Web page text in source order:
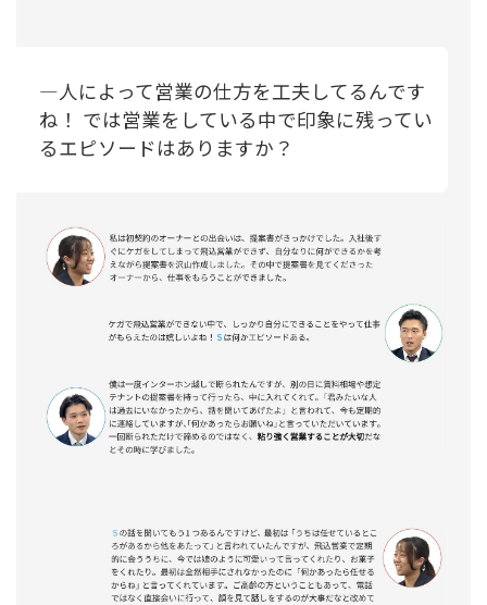
―人によって営業の仕方を工夫してるんです
ね！ では営業をしている中で印象に残ってい
るエピソードはありますか？